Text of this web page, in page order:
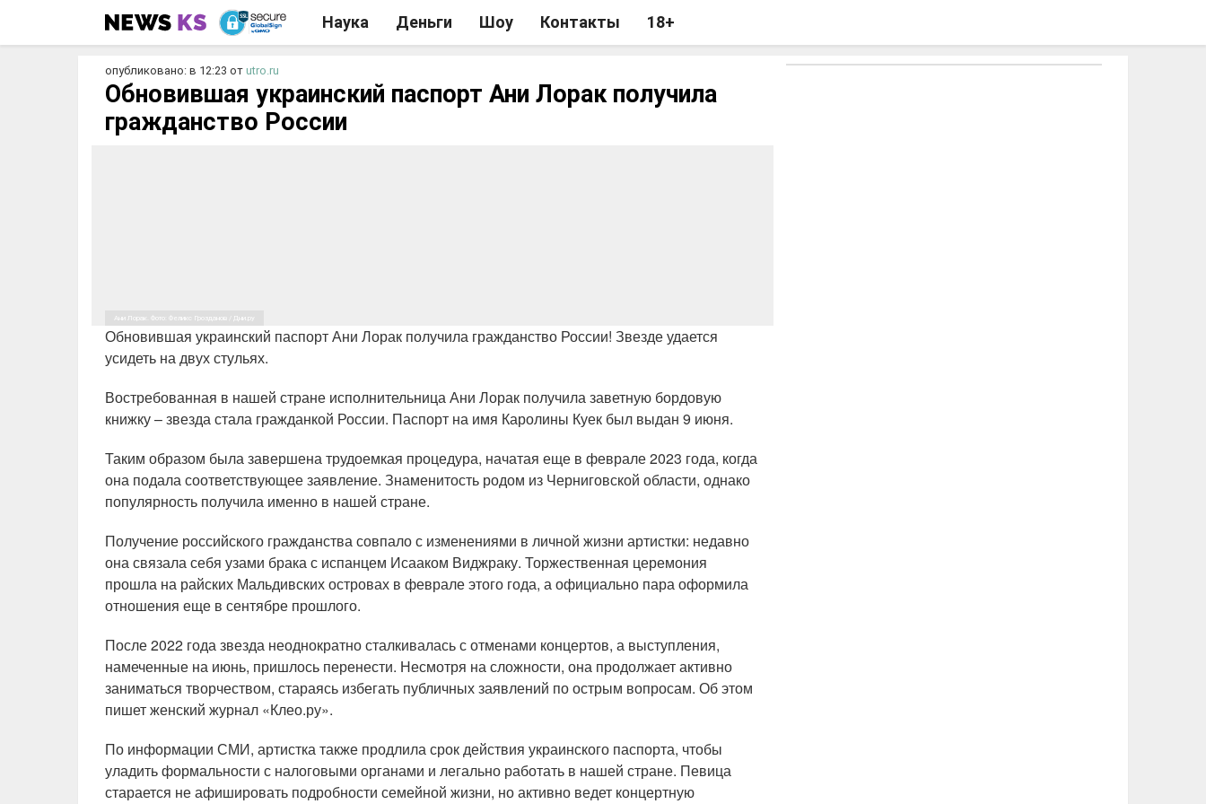
Наука Деньги Шоу Контакты 18+
опубликовано: в 12:23 от utro.ru
Обновившая украинский паспорт Ани Лорак получила
гражданство России
Ани Лорак. Фото: Феликс Грозданов / Дни.ру
Обновившая украинский паспорт Ани Лорак получила гражданство России! Звезде удается
усидеть на двух стульях.
Востребованная в нашей стране исполнительница Ани Лорак получила заветную бордовую
книжку – звезда стала гражданкой России. Паспорт на имя Каролины Куек был выдан 9 июня.
Таким образом была завершена трудоемкая процедура, начатая еще в феврале 2023 года, когда
она подала соответствующее заявление. Знаменитость родом из Черниговской области, однако
популярность получила именно в нашей стране.
Получение российского гражданства совпало с изменениями в личной жизни артистки: недавно
она связала себя узами брака с испанцем Исааком Виджраку. Торжественная церемония
прошла на райских Мальдивских островах в феврале этого года, а официально пара оформила
отношения еще в сентябре прошлого.
После 2022 года звезда неоднократно сталкивалась с отменами концертов, а выступления,
намеченные на июнь, пришлось перенести. Несмотря на сложности, она продолжает активно
заниматься творчеством, стараясь избегать публичных заявлений по острым вопросам. Об этом
пишет женский журнал «Клео.ру».
По информации СМИ, артистка также продлила срок действия украинского паспорта, чтобы
уладить формальности с налоговыми органами и легально работать в нашей стране. Певица
старается не афишировать подробности семейной жизни, но активно ведет концертную